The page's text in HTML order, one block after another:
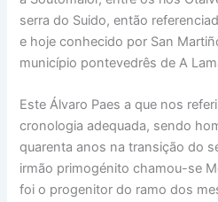
serra do Suido, então
e hoje conhecido por San
município pontevedrês de A
Este Álvaro Paes a que nos
cronologia adequada, sendo
quarenta anos na transição do
irmão primogénito chamou-se
foi o progenitor do ramo dos